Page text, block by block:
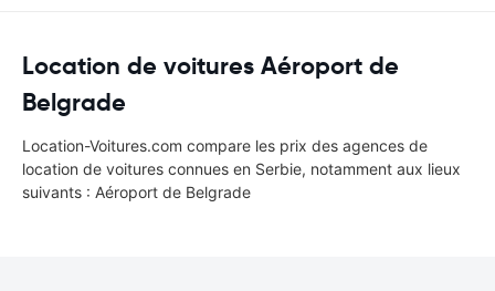
Location de voitures Aéroport de
Belgrade
Location-Voitures.com compare les prix des agences de
location de voitures connues en Serbie, notamment aux lieux
suivants : Aéroport de Belgrade